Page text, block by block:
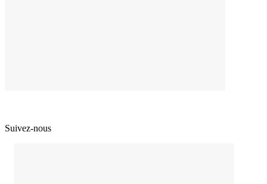
Suivez-nous